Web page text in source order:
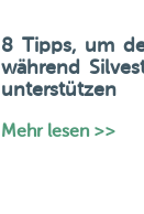
8 Tipps, um
während
unterstützen
Mehr lesen >>